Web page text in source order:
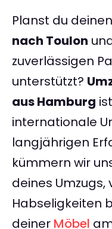
Planst du deinen
nach Toulon
zuverlässigen
unterstützt?
aus Hamburg
internationale
langjährigen
kümmern wir
deines
Habseligkeiten
deiner Möbel